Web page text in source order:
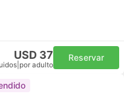
USD 37
por adulto
Reservar